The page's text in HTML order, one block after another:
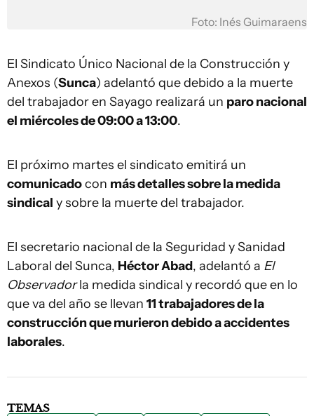
Foto: Inés Guimaraens
El Sindicato Único Nacional de la Construcción y
Anexos (Sunca) adelantó que debido a la muerte
del trabajador en Sayago realizará un paro nacional
el miércoles de 09:00 a 13:00.
El próximo martes el sindicato emitirá un
comunicadocon más detalles sobre la medida
sindical y sobre la muerte del trabajador.
El secretario nacional de la Seguridad y Sanidad
Laboral del Sunca, Héctor Abad, adelantó a El
Observadorla medida sindical y recordó que en lo
que va del año se llevan 11 trabajadores de la
construcción que murieron debido a accidentes
laborales.
TEMAS